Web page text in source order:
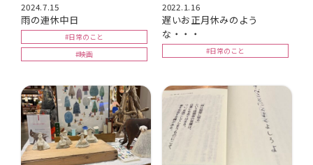
2024.7.15
雨の連休中日
#日常のこと
#映画
2022.1.16
遅いお正月休みのよう
な・・・
#日常のこと